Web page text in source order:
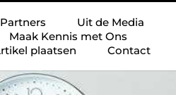
Partners
Uit de Media
Maak Kennis met Ons
plaatsen
Contact